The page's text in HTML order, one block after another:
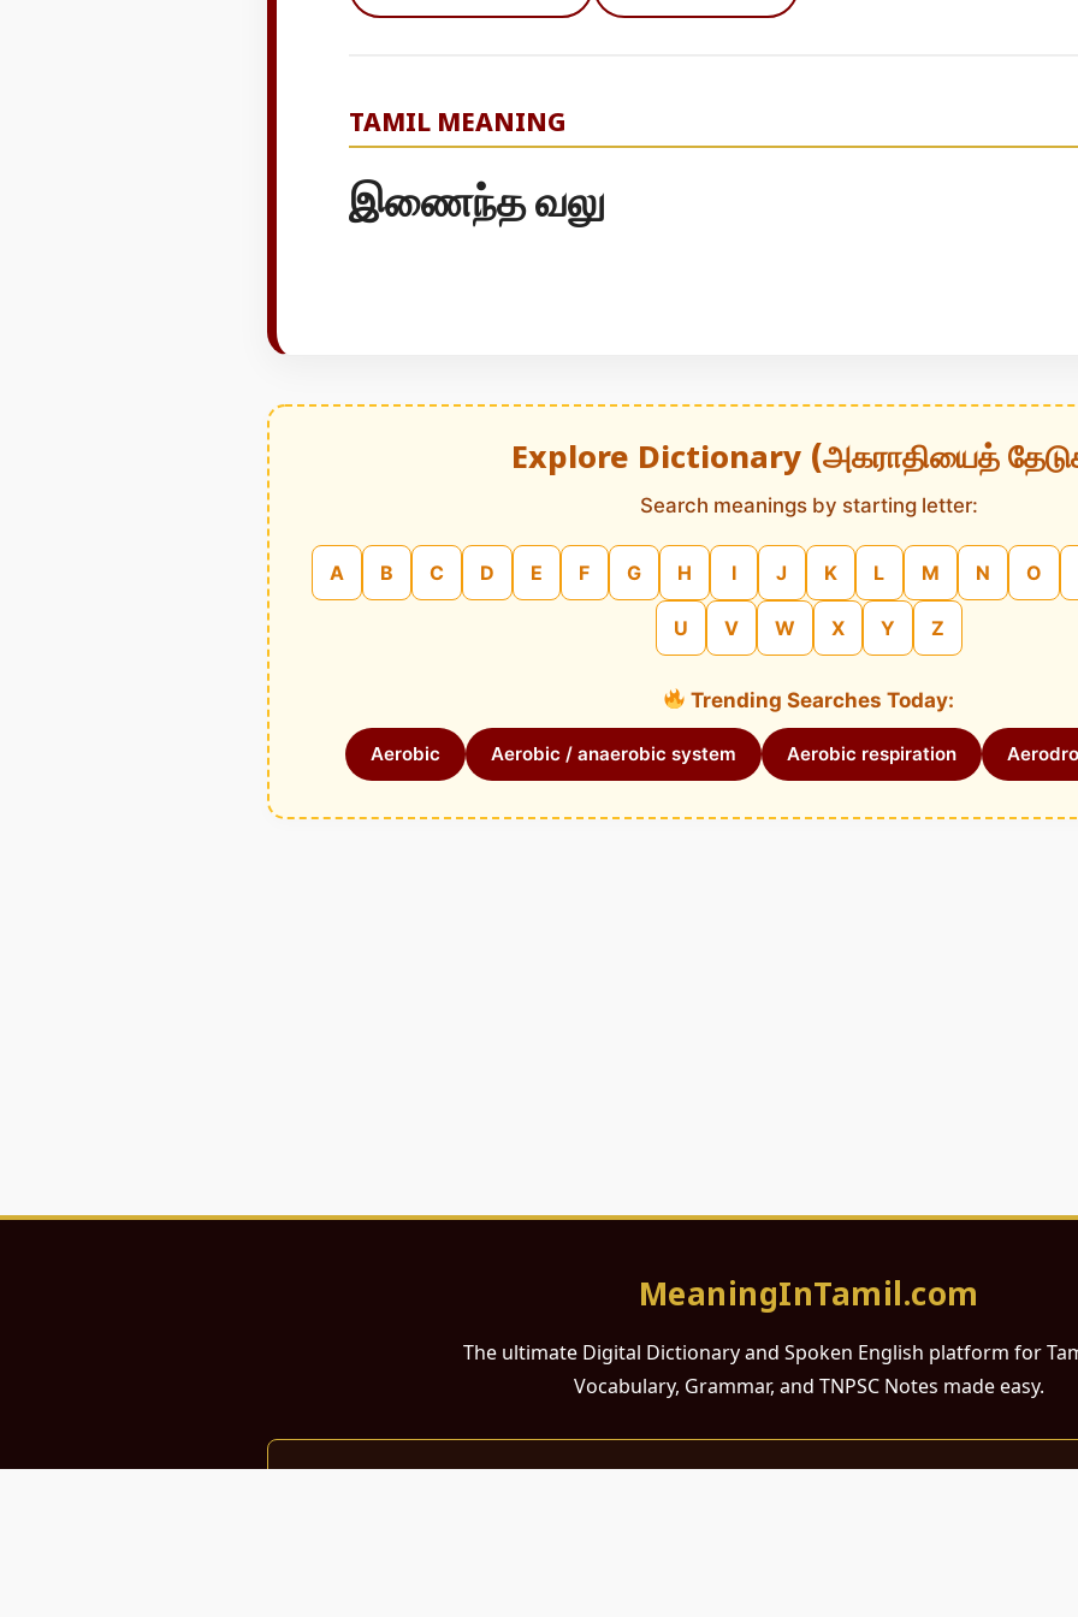
TAMIL MEANING
இணைந்த வலு
Explore Dictionary (அகராதியைத்
Search meanings by starting letter:
A B C D E F G H I J K L M N O
U V W X Y Z
Trending Searches Today:
Aerobic Aerobic / anaerobic system Aerobic respiration
MeaningInTamil.com
The ultimate Digital Dictionary and Spoken English platform for
Vocabulary, Grammar, and TNPSC Notes made easy.